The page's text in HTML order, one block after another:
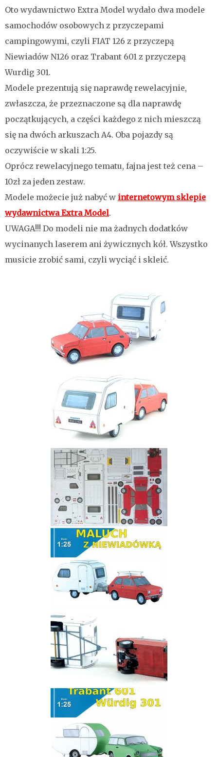
Oto wydawnictwo Extra Model wydało dwa modele
samochodów osobowych z przyczepami
campingowymi, czyli FIAT 126 z przyczepą
Niewiadów N126 oraz Trabant 601 z przyczepą
Wurdig 301.
Modele prezentują się naprawdę rewelacyjnie,
zwłaszcza, że przeznaczone są dla naprawdę
początkujących, a części każdego z nich mieszczą
się na dwóch arkuszach A4. Oba pojazdy są
oczywiście w skali 1:25.
Oprócz rewelacyjnego tematu, fajna jest też cena –
10zł za jeden zestaw.
Modele możecie już nabyć w internetowym sklepie
wydawnictwa Extra Model.
UWAGA!!! Do modeli nie ma żadnych dodatków
wycinanych laserem ani żywicznych kół. Wszystko
musicie zrobić sami, czyli wyciąć i skleić.